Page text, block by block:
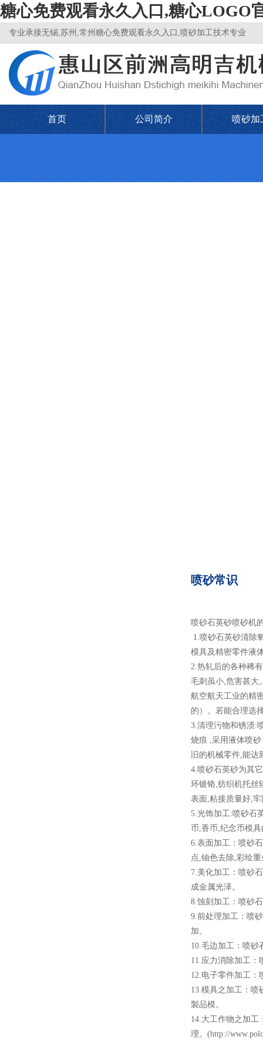
糖心免费观看永久入口,糖心LOGO
专业承接无锡,苏州,常州糖心免费观看永久入口,喷砂加工技术专业
首页 公司简介 喷砂加
喷砂常识
喷砂石英砂喷砂机
1.喷砂石英砂清除
模具及精密零件液体
2.热轧后的各种稀
毛刺虽小,危害甚大
航空航天工业的精
的）。若能合理
3.清理污物和锈渍:
烧痕 ,采用液体喷砂
旧的机械零件,能达
4.喷砂石英砂为其它
环镀铬,纺织机托丝
表面,粘接质量好,牢
5.光饰加工:喷砂石
币,香币,纪念币模具
6.表面加工：喷
点,铀色去除,彩绘重
7.美化加工：喷
成金属光泽。
8.蚀刻加工：喷
9.前处理加工
加。
10.毛边加工：喷
11.应力消除加工
12.电子零件加工
13.模具之加工
製品模。
14.大工作物之加工
理。(http://